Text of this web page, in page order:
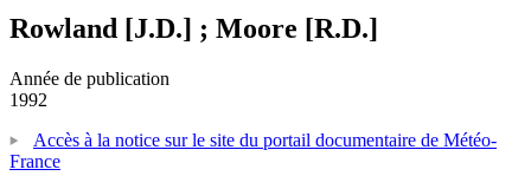
Rowland [J.D.] ; Moore [R.D.]
Année de publication
1992
Accès à la notice sur le site du portail documentaire de Météo-
France